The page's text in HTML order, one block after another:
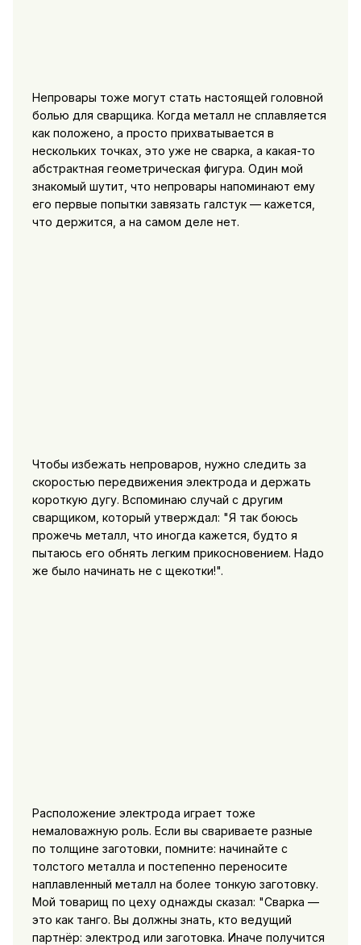
Непровары тоже могут стать настоящей головной
болью для сварщика. Когда металл не сплавляется
как положено, а просто прихватывается в
нескольких точках, это уже не сварка, а какая-то
абстрактная геометрическая фигура. Один мой
знакомый шутит, что непровары напоминают ему
его первые попытки завязать галстук — кажется,
что держится, а на самом деле нет.
Чтобы избежать непроваров, нужно следить за
скоростью передвижения электрода и держать
короткую дугу. Вспоминаю случай с другим
сварщиком, который утверждал: "Я так боюсь
прожечь металл, что иногда кажется, будто я
пытаюсь его обнять легким прикосновением. Надо
же было начинать не с щекотки!".
Расположение электрода играет тоже
немаловажную роль. Если вы свариваете разные
по толщине заготовки, помните: начинайте с
толстого металла и постепенно переносите
наплавленный металл на более тонкую заготовку.
Мой товарищ по цеху однажды сказал: "Сварка —
это как танго. Вы должны знать, кто ведущий
партнёр: электрод или заготовка. Иначе получится